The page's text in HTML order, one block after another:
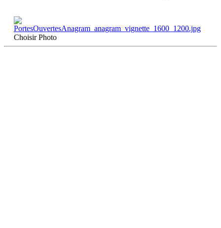
Choisir Photo